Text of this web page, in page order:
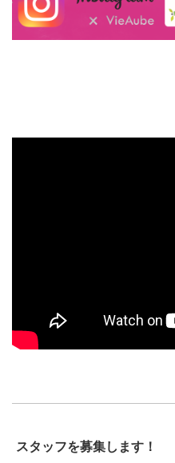
スタッフを募集します！